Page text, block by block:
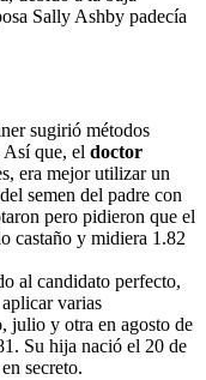
Sally Ashby padecía
sugirió métodos
que, el doctor
era mejor utilizar un
semen del padre con
pero pidieron que el
castaño y midiera 1.82
al candidato perfecto,
varias
julio y otra en agosto de
Su hija nació el 20 de
secreto.